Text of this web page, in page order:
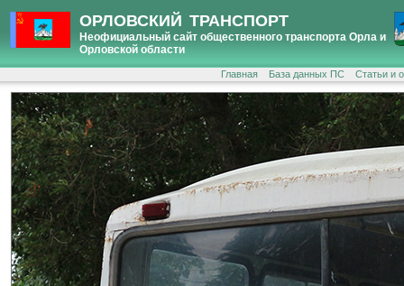
ОРЛОВСКИЙ ТРАНСПОРТ
Неофициальный сайт общественного транспорта Орла и
Орловской области
Главная База данных ПС Статьи и